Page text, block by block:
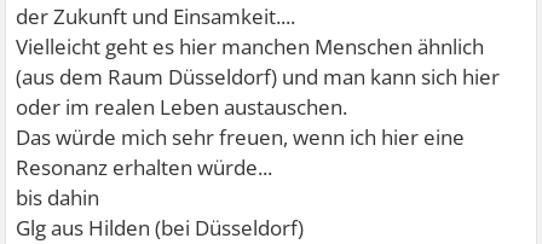
der Zukunft und Einsamkeit....
Vielleicht geht es hier manchen Menschen ähnlich
(aus dem Raum Düsseldorf) und man kann sich hier
oder im realen Leben austauschen.
Das würde mich sehr freuen, wenn ich hier eine
Resonanz erhalten würde...
bis dahin
Glg aus Hilden (bei Düsseldorf)